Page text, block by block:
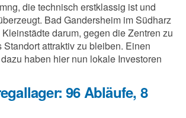
die technisch erstklassig ist und
Bad Gandersheim im Südharz
darum, gegen die Zentren zu
attraktiv zu bleiben. Einen
haben hier nun lokale Investoren
96 Abläufe, 8